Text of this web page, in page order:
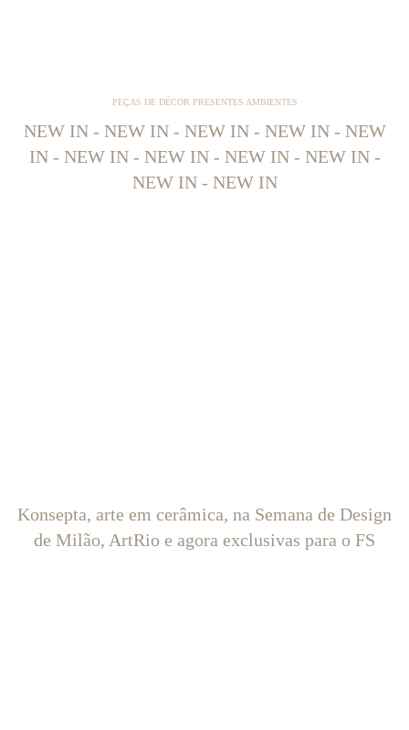
PEÇAS DE DÉCOR PRESENTES AMBIENTES
NEW IN - NEW IN - NEW IN - NEW IN - NEW
IN - NEW IN - NEW IN - NEW IN - NEW IN -
NEW IN - NEW IN
Konsepta, arte em cerâmica, na Semana de Design
de Milão, ArtRio e agora exclusivas para o FS